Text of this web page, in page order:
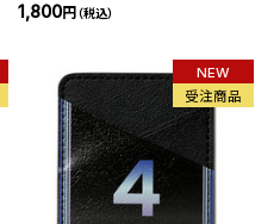
1,800円（税込）
NEW
受注商品